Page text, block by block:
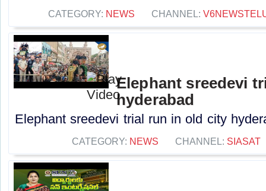
CATEGORY: NEWS CHANNEL:
Elephant sreedevi
hyderabad
Elephant sreedevi trial run in old city
CATEGORY: NEWS CHANNEL: SIASAT